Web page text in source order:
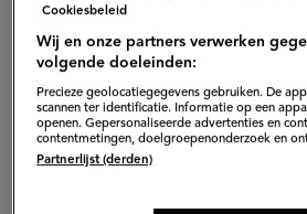
Veel chef-koks doen het: koken
de buurt uit de grond komen en
het seizoen zijn. Lekker, niet al te
groente gezond is, is
bodem ook nog eens goed voor
Cookiesbeleid
Wij en onze partners verwerken
volgende doeleinden:
Precieze geolocatiegegevens gebruiken. De
scannen ter identificatie. Informatie op een
openen. Gepersonaliseerde advertenties en
contentmetingen, doelgroepenonderzoek en
Partnerlijst (derden)